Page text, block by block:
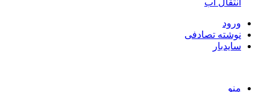
انتقال آب
ورود
نوشته تصادفی
سایدبار
منو